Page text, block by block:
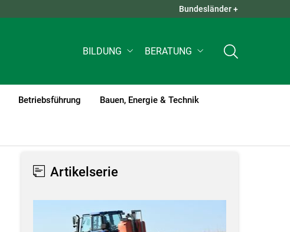
QUICK LINKS +
Bundesländer +
BILDUNG BERATUNG
Betriebsführung Bauen, Energie & Technik
Artikelserie